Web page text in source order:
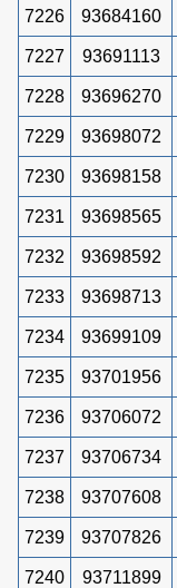
7226 93684160
7227 93691113
7228 93696270
7229 93698072
7230 93698158
7231 93698565
7232 93698592
7233 93698713
7234 93699109
7235 93701956
7236 93706072
7237 93706734
7238 93707608
7239 93707826
7240 93711899